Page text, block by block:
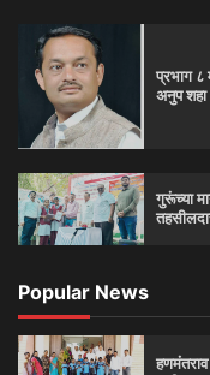
प्रभाग ८
अनुप शहा
गुरूंच्या
Popular News
हणमंतराव